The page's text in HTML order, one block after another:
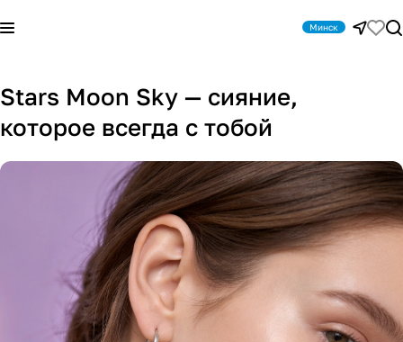
Минск
Stars Moon Sky — сияние,
которое всегда с тобой